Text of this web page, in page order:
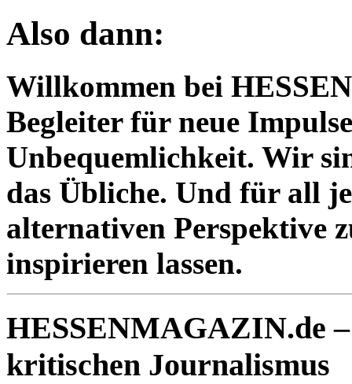
Also dann:
Willkommen bei
Begleiter für neue
Unbequemlichkeit. Wir
das Übliche. Und für all
alternativen Perspektive
inspirieren lassen.
HESSENMAGAZIN.de
kritischen Journalismus